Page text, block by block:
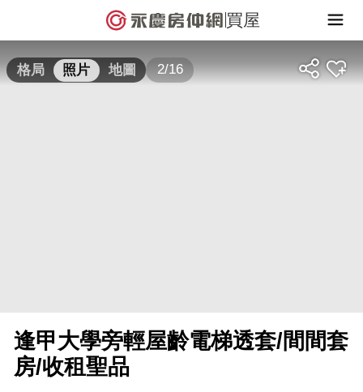
買屋
格局 照片 地圖 2/16
逢甲大學旁輕屋齡電梯透套/間間套
房/收租聖品